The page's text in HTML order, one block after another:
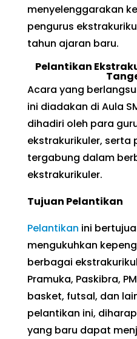
menyelenggarakan
pengurus
tahun ajaran baru.
Pelantikan
Acara yang
ini diadakan di Aula
dihadiri oleh para
ekstrakurikuler, serta
tergabung dalam
ekstrakurikuler.
Tujuan Pelantikan
Pelantikan ini
mengukuhkan
berbagai
Pramuka, Paskibra,
basket, futsal, dan
pelantikan ini,
yang baru dapat